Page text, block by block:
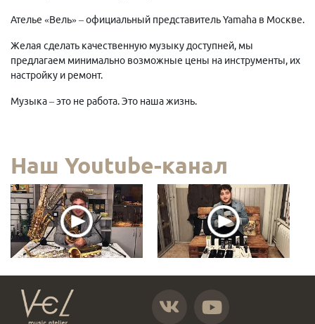
Ателье «Вель» – официальный представитель Yamaha в Москве.
Желая сделать качественную музыку доступней, мы
предлагаем минимально возможные цены на инструменты, их
настройку и ремонт.
Музыка – это не работа. Это наша жизнь.
Наш Youtube-канал